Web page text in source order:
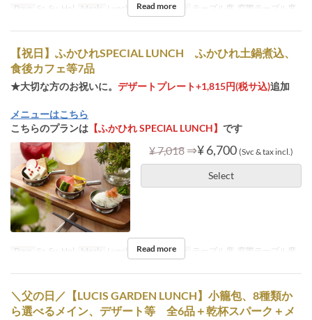
Days Sa, Su, Hol Meals Lunch Seat Category テーブル席, 窓際テーブル席
Read more
【祝日】ふかひれSPECIAL LUNCH ふかひれ土鍋煮込、
食後カフェ等7品
★大切な方のお祝いに。 デザートプレート+1,815円(税サ込)追加
メニューはこちら
こちらのプランは 【ふかひれ SPECIAL LUNCH】 です
¥ 7,018 ⇒¥ 6,700 (Svc & tax incl.)
Select
Days Sa, Su, Hol Meals Lunch Seat Category テーブル席, 窓際テーブル席
Read more
＼父の日／【LUCIS GARDEN LUNCH】小籠包、8種類か
ら選べるメイン、デザート等 全6品＋乾杯スパーク＋メ